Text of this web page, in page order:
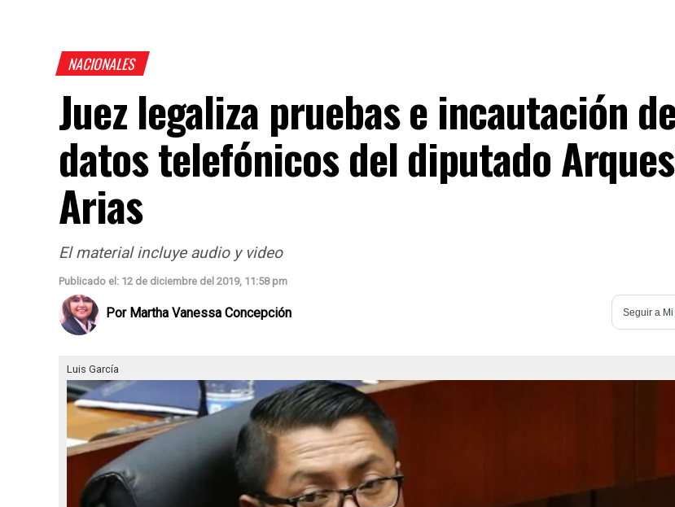
NACIONALES
Juez legaliza pruebas e incautación
datos telefónicos del diputado
Arias
El material incluye audio y video
Publicado el: 12 de diciembre del 2019, 11:58 pm
Por Martha Vanessa Concepción Seguir a
Luis García